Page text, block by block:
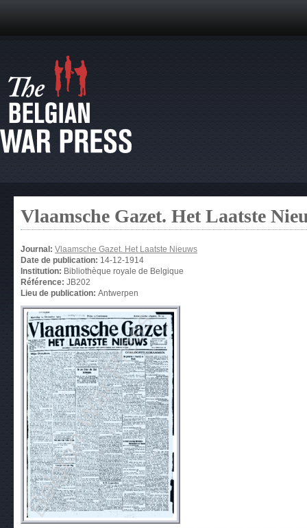
Vlaamsche Gazet. Het Laatste
Journal: Vlaamsche Gazet. Het Laatste Nieuws
Date de publication: 14-12-1914
Institution: Bibliothèque royale de Belgique
Référence: JB202
Lieu de publication: Antwerpen